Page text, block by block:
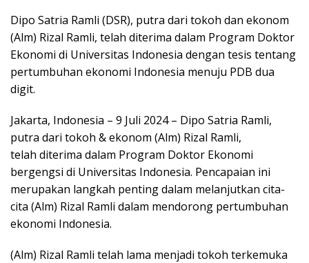
Dipo Satria Ramli (DSR), putra dari tokoh dan ekonom
(Alm) Rizal Ramli, telah diterima dalam Program Doktor
Ekonomi di Universitas Indonesia dengan tesis tentang
pertumbuhan ekonomi Indonesia menuju PDB dua
digit.
Jakarta, Indonesia – 9 Juli 2024 – Dipo Satria Ramli,
putra dari tokoh & ekonom (Alm) Rizal Ramli,
telah diterima dalam Program Doktor Ekonomi
bergengsi di Universitas Indonesia. Pencapaian ini
merupakan langkah penting dalam melanjutkan cita-
cita (Alm) Rizal Ramli dalam mendorong pertumbuhan
ekonomi Indonesia.
(Alm) Rizal Ramli telah lama menjadi tokoh terkemuka